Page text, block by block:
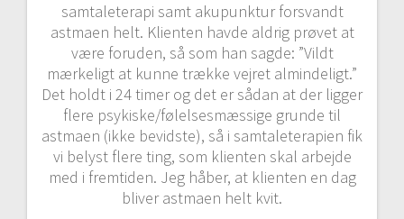
samtaleterapi samt akupunktur forsvandt
astmaen helt. Klienten havde aldrig prøvet at
være foruden, så som han sagde: ”Vildt
mærkeligt at kunne trække vejret almindeligt.”
Det holdt i 24 timer og det er sådan at der ligger
flere psykiske/følelsesmæssige grunde til
astmaen (ikke bevidste), så i samtaleterapien fik
vi belyst flere ting, som klienten skal arbejde
med i fremtiden. Jeg håber, at klienten en dag
bliver astmaen helt kvit.